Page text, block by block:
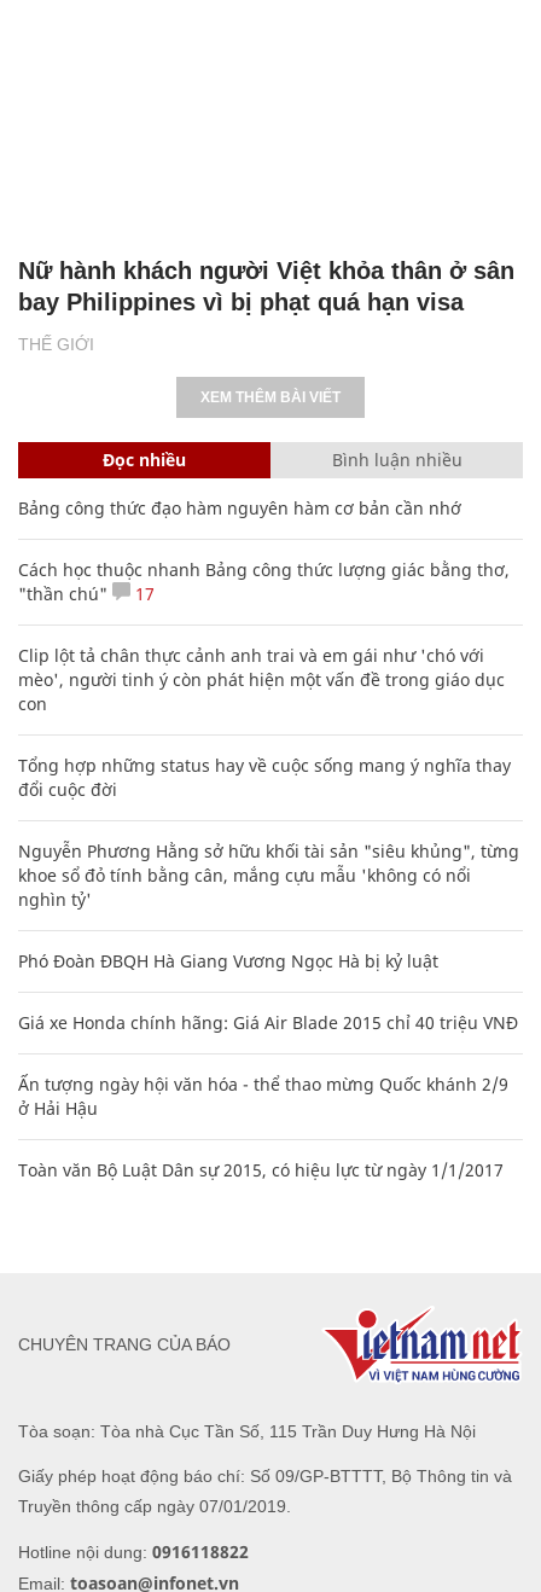
THẾ GIỚI
Nữ hành khách người Việt khỏa thân ở sân
bay Philippines vì bị phạt quá hạn visa
XEM THÊM BÀI VIẾT
Đọc nhiều Bình luận nhiều
Bảng công thức đạo hàm nguyên hàm cơ bản cần nhớ
Cách học thuộc nhanh Bảng công thức lượng giác bằng thơ,
"thần chú"
17
Clip lột tả chân thực cảnh anh trai và em gái như 'chó với
mèo', người tinh ý còn phát hiện một vấn đề trong giáo dục
con
Tổng hợp những status hay về cuộc sống mang ý nghĩa thay
đổi cuộc đời
Nguyễn Phương Hằng sở hữu khối tài sản "siêu khủng", từng
khoe sổ đỏ tính bằng cân, mắng cựu mẫu 'không có nổi
nghìn tỷ'
Phó Đoàn ĐBQH Hà Giang Vương Ngọc Hà bị kỷ luật
Giá xe Honda chính hãng: Giá Air Blade 2015 chỉ 40 triệu VNĐ
Ấn tượng ngày hội văn hóa - thể thao mừng Quốc khánh 2/9
ở Hải Hậu
Toàn văn Bộ Luật Dân sự 2015, có hiệu lực từ ngày 1/1/2017
Tòa soạn: Tòa nhà Cục Tần Số, 115 Trần Duy Hưng Hà Nội
Giấy phép hoạt động báo chí: Số 09/GP-BTTTT, Bộ Thông tin và
Truyền thông cấp ngày 07/01/2019.
Hotline nội dung: 0916118822
Email: toasoan@infonet.vn
CHUYÊN TRANG CỦA BÁO